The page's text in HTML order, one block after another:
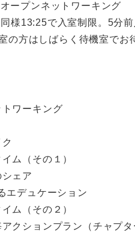
ープンネットワーキング
様13:25で入室制限。5分前
の方はしばらく待機室でお
ワーキング
ム（その１）
ェア
エデュケーション
ム（その２）
クションプラン（チャプタ